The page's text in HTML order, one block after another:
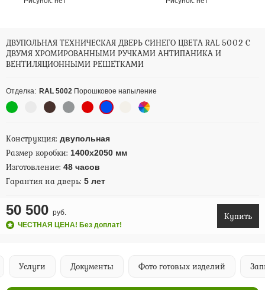
ДВУПОЛЬНАЯ ТЕХНИЧЕСКАЯ ДВЕРЬ СИНЕГО ЦВЕТА RAL 5002 С
ДВУМЯ ХРОМИРОВАННЫМИ РУЧКАМИ АНТИПАНИКА И
ВЕНТИЛЯЦИОННЫМИ РЕШЕТКАМИ
Отделка: RAL 5002 Порошковое напыление
Конструкция: двупольная
Размер коробки: 1400х2050 мм
Изготовление: 48 часов
Гарантия на дверь: 5 лет
50 500 руб.
ЧЕСТНАЯ ЦЕНА! Без доплат!
Купить
Услуги Документы Фото готовых изделий